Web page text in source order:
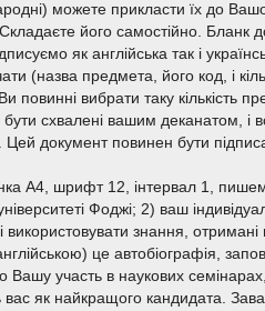
можете прикласти їх до
його самостійно. Бланк
як англійська так і
(назва предмета, його код, і
вибрати таку кількість
схвалені вашим деканатом, і
документ повинен бути
А4, шрифт 12, інтервал 1,
Фоджі; 2) ваш
знання, отримані
це автобіографія,
участь в наукових
як найкращого кандидата.